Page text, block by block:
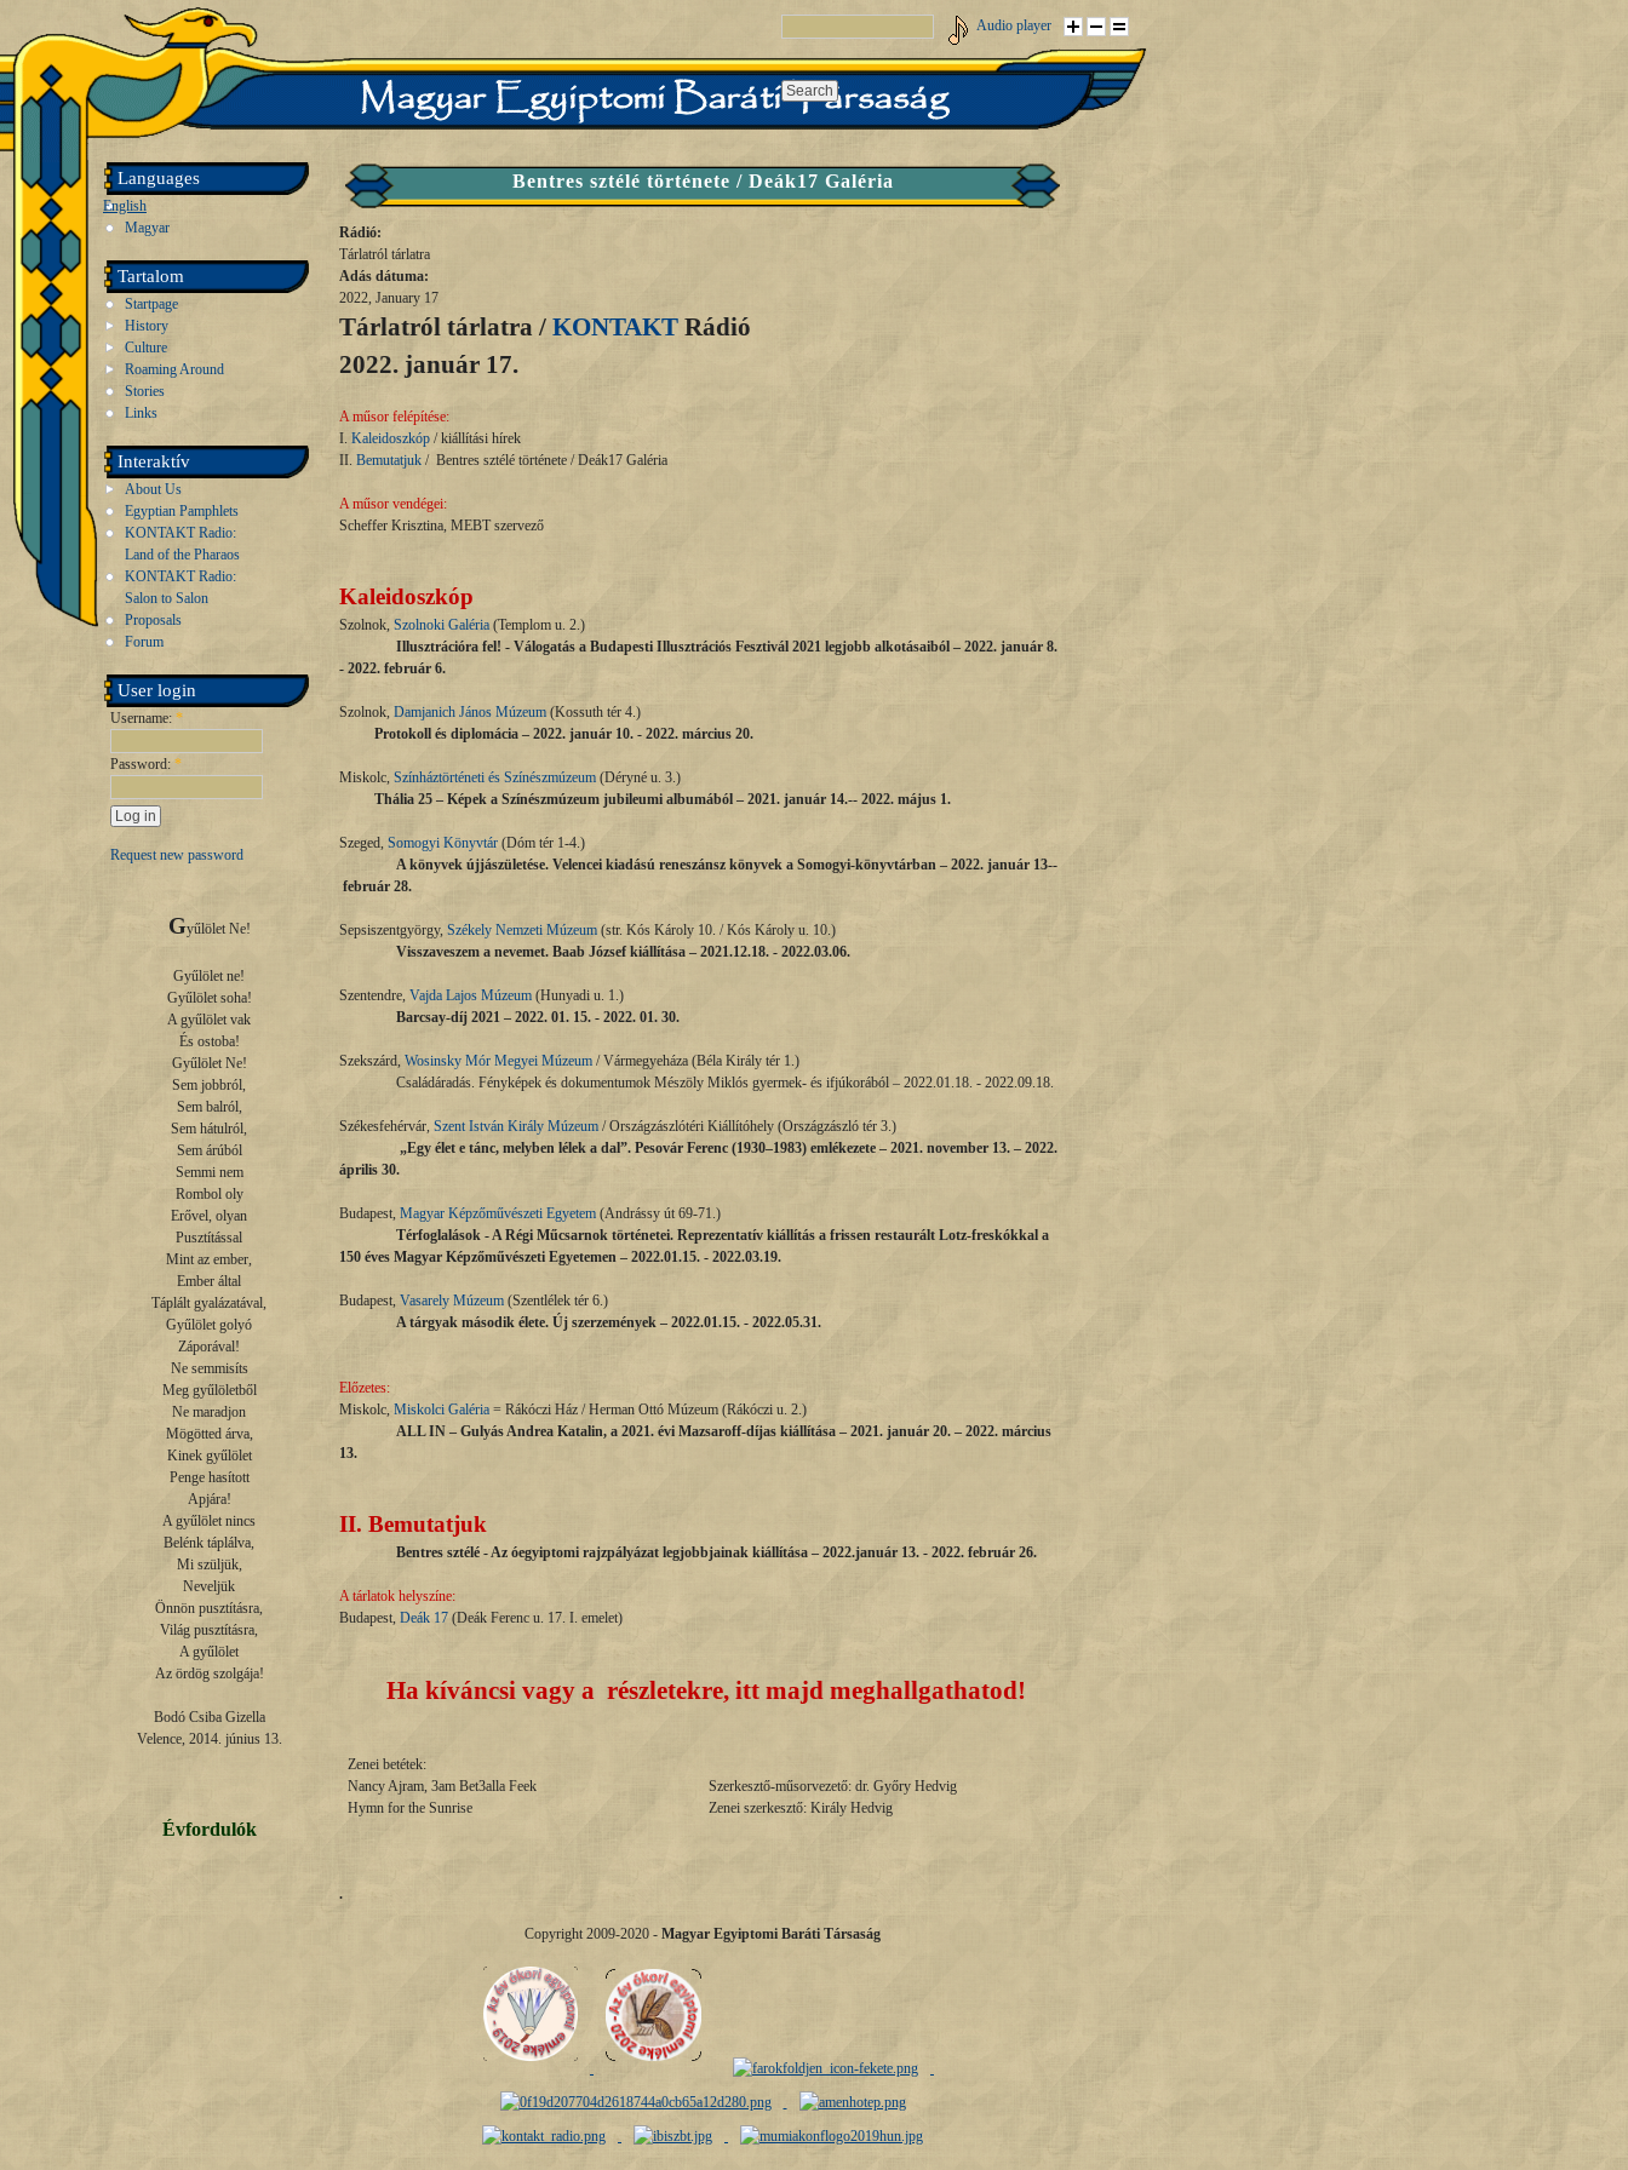
Audio player
Languages
English
Magyar
Tartalom
Startpage
History
Culture
Roaming Around
Stories
Links
Interaktív
About Us
Egyptian Pamphlets
KONTAKT Radio:
Land of the Pharaos
KONTAKT Radio:
Salon to Salon
Proposals
Forum
User login
Username: *
Password: *
Request new password
Gyűlölet Ne!
Gyűlölet ne!
Gyűlölet soha!
A gyűlölet vak
És ostoba!
Gyűlölet Ne!
Sem jobbról,
Sem balról,
Sem hátulról,
Sem árúból
Semmi nem
Rombol oly
Erővel, olyan
Pusztítással
Mint az ember,
Ember által
Táplált gyalázatával,
Gyűlölet golyó
Záporával!
Ne semmisíts
Meg gyűlöletből
Ne maradjon
Mögötted árva,
Kinek gyűlölet
Penge hasított
Apjára!
A gyűlölet nincs
Belénk táplálva,
Mi szüljük,
Neveljük
Önnön pusztításra,
Világ pusztításra,
A gyűlölet
Az ördög szolgája!
Bodó Csiba Gizella
Velence, 2014. június 13.
Évfordulók
Bentres sztélé története / Deák17 Galéria
Rádió:
Tárlatról tárlatra
Adás dátuma:
2022, January 17
Tárlatról tárlatra / KONTAKT Rádió
2022. január 17.
A műsor felépítése:
I. Kaleidoszkóp / kiállítási hírek
II. Bemutatjuk / Bentres sztélé története / Deák17 Galéria
A műsor vendégei:
Scheffer Krisztina, MEBT szervező
Kaleidoszkóp
Szolnok, Szolnoki Galéria (Templom u. 2.)
Illusztrációra fel! - Válogatás a Budapesti Illusztrációs Fesztivál 2021 legjobb alkotásaiból – 2022. január 8.
- 2022. február 6.
Szolnok, Damjanich János Múzeum (Kossuth tér 4.)
Protokoll és diplomácia – 2022. január 10. - 2022. március 20.
Miskolc, Színháztörténeti és Színészmúzeum (Déryné u. 3.)
Thália 25 – Képek a Színészmúzeum jubileumi albumából – 2021. január 14.-- 2022. május 1.
Szeged, Somogyi Könyvtár (Dóm tér 1-4.)
A könyvek újjászületése. Velencei kiadású reneszánsz könyvek a Somogyi-könyvtárban – 2022. január 13--
február 28.
Sepsiszentgyörgy, Székely Nemzeti Múzeum (str. Kós Károly 10. / Kós Károly u. 10.)
Visszaveszem a nevemet. Baab József kiállítása – 2021.12.18. - 2022.03.06.
Szentendre, Vajda Lajos Múzeum (Hunyadi u. 1.)
Barcsay-díj 2021 – 2022. 01. 15. - 2022. 01. 30.
Szekszárd, Wosinsky Mór Megyei Múzeum / Vármegyeháza (Béla Király tér 1.)
Családáradás. Fényképek és dokumentumok Mészöly Miklós gyermek- és ifjúkorából –2022.01.18. - 2022.09.18.
Székesfehérvár, Szent István Király Múzeum / Országzászlótéri Kiállítóhely (Országzászló tér 3.)
„Egy élet e tánc, melyben lélek a dal”. Pesovár Ferenc (1930–1983) emlékezete – 2021. november 13. – 2022.
április 30.
Budapest, Magyar Képzőművészeti Egyetem (Andrássy út 69-71.)
Térfoglalások - A Régi Műcsarnok történetei. Reprezentatív kiállítás a frissen restaurált Lotz-freskókkal a
150 éves Magyar Képzőművészeti Egyetemen – 2022.01.15. - 2022.03.19.
Budapest, Vasarely Múzeum (Szentlélek tér 6.)
A tárgyak második élete. Új szerzemények –2022.01.15. - 2022.05.31.
Előzetes:
Miskolc, Miskolci Galéria = Rákóczi Ház / Herman Ottó Múzeum (Rákóczi u. 2.)
ALL IN – Gulyás Andrea Katalin, a 2021. évi Mazsaroff-díjas kiállítása – 2021. január 20. – 2022. március
13.
II. Bemutatjuk
Bentres sztélé - Az óegyiptomi rajzpályázat legjobbjainak kiállítása – 2022.január 13. - 2022. február 26.
A tárlatok helyszíne:
Budapest, Deák 17 (Deák Ferenc u. 17. I. emelet)
Ha kíváncsi vagy a részletekre, itt majd meghallgathatod!
Zenei betétek:
Nancy Ajram, 3am Bet3alla Feek
Hymn for the Sunrise
Szerkesztő-műsorvezető: dr. Győry Hedvig
Zenei szerkesztő: Király Hedvig
.
Copyright 2009-2020 - Magyar Egyiptomi Baráti Társaság